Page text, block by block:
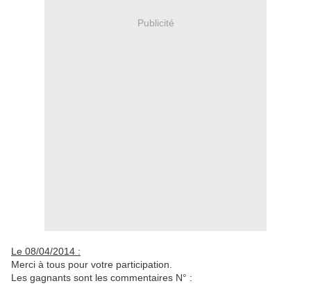
Publicité
Le 08/04/2014 :
Merci à tous pour votre participation.
Les gagnants sont les commentaires N° :